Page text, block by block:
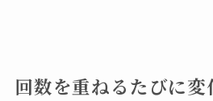
回数を重ねるたびに変